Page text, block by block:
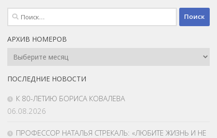
Найти:
АРХИВ НОМЕРОВ
Архив
Номеров
ПОСЛЕДНИЕ НОВОСТИ
К 80-ЛЕТИЮ БОРИСА КОВАЛЕВА
06.08.2026
ПРОФЕССОР НАТАЛЬЯ СТРЕКАЛЬ: «ЛЮБИТЕ ЖИЗНЬ И НЕ